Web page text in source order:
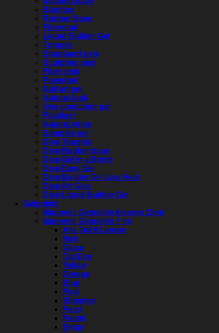
Blushes
Rubber Base
Fibercoat
Liquid Builder Gel
Topgels
Standaard gels
Sculpting gels
Fiber gels
Powergel
Nail art gel
Natural look
One coat/color gel
Plastigel
Natural white
Samples gel
Diva Topgels
Diva Rubber base
Diva Gel in a Bottle
Diva Easy Gel
Diva Builder Gel Low Heat
Diva Art Gels
Diva Liquid Builder Gel
Gelpolish
Magnetic Gelpolish kleuren 15ml
Magnetic Gelpolish 7 ml
Alle 7ml KLeuren
Mint
Glass
Cat Eye
Yellow
Orange
Blue
Pink
Shimmer
Pearl
Pastel
Beige